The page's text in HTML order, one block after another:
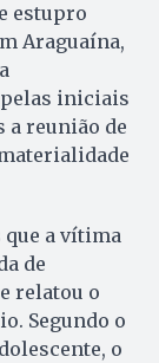
estupro
Araguaína,
iniciais
a reunião de
que a vítima
de
relatou o
Segundo o
o